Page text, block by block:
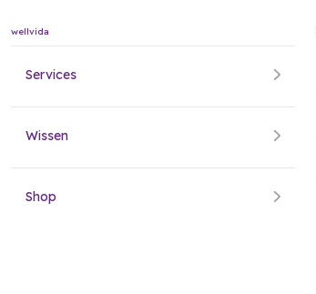
wellvida
Services
Wissen
Shop